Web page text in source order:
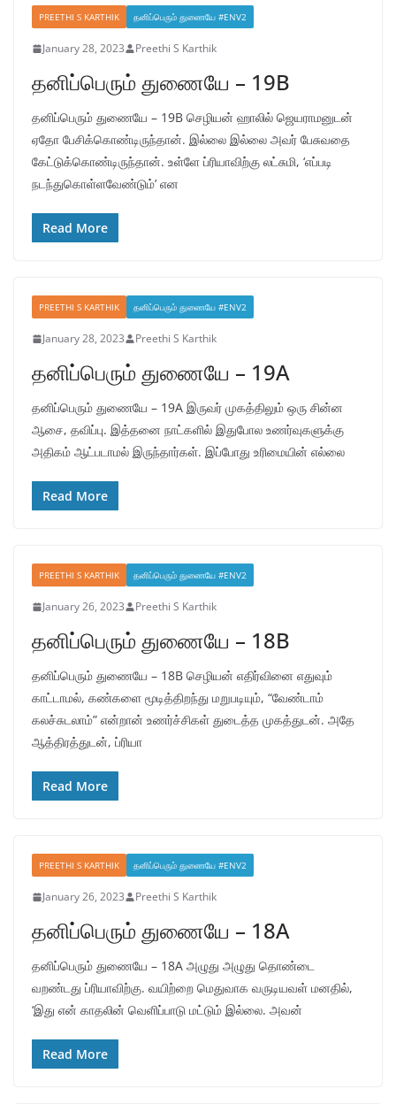
PREETHI S KARTHIK தனிப்பெரும் துணையே #ENV2
January 28, 2023 Preethi S Karthik
தனிப்பெரும் துணையே – 19B
தனிப்பெரும் துணையே – 19B செழியன் ஹாலில் ஜெயராமனுடன்
ஏதோ பேசிக்கொண்டிருந்தான். இல்லை இல்லை அவர் பேசுவதை
கேட்டுக்கொண்டிருந்தான். உள்ளே ப்ரியாவிற்கு லட்சுமி, ‘எப்படி
நடந்துகொள்ளவேண்டும்’ என
Read More
PREETHI S KARTHIK தனிப்பெரும் துணையே #ENV2
January 28, 2023 Preethi S Karthik
தனிப்பெரும் துணையே – 19A
தனிப்பெரும் துணையே – 19A இருவர் முகத்திலும் ஒரு சின்ன
ஆசை, தவிப்பு. இத்தனை நாட்களில் இதுபோல உணர்வுகளுக்கு
அதிகம் ஆட்படாமல் இருந்தார்கள். இப்போது உரிமையின் எல்லை
Read More
PREETHI S KARTHIK தனிப்பெரும் துணையே #ENV2
January 26, 2023 Preethi S Karthik
தனிப்பெரும் துணையே – 18B
தனிப்பெரும் துணையே – 18B செழியன் எதிர்வினை எதுவும்
காட்டாமல், கண்களை மூடித்திறந்து மறுபடியும், “வேண்டாம்
கலச்சுடலாம்” என்றான் உணர்ச்சிகள் துடைத்த முகத்துடன். அதே
ஆத்திரத்துடன், ப்ரியா
Read More
PREETHI S KARTHIK தனிப்பெரும் துணையே #ENV2
January 26, 2023 Preethi S Karthik
தனிப்பெரும் துணையே – 18A
தனிப்பெரும் துணையே – 18A அழுது அழுது தொண்டை
வறண்டது ப்ரியாவிற்கு. வயிற்றை மெதுவாக வருடியவள் மனதில்,
‘இது என் காதலின் வெளிப்பாடு மட்டும் இல்லை. அவன்
Read More